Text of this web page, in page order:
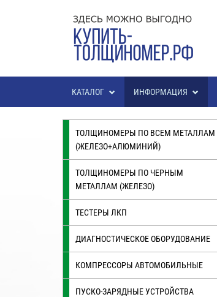
КАТАЛОГ ИНФОРМАЦИЯ
ТОЛЩИНОМЕРЫ ПО ВСЕМ МЕТАЛЛАМ
(ЖЕЛЕЗО+АЛЮМИНИЙ)
ТОЛЩИНОМЕРЫ ПО ЧЕРНЫМ
МЕТАЛЛАМ (ЖЕЛЕЗО)
ТЕСТЕРЫ ЛКП
ДИАГНОСТИЧЕСКОЕ ОБОРУДОВАНИЕ
КОМПРЕССОРЫ АВТОМОБИЛЬНЫЕ
ПУСКО-ЗАРЯДНЫЕ УСТРОЙСТВА